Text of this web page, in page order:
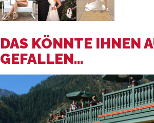
DAS KÖNNTE IHNEN
GEFALLEN...